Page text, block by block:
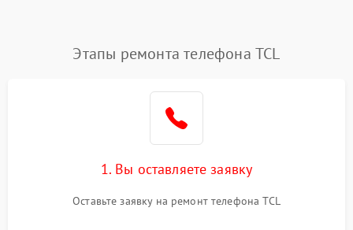
Этапы ремонта телефона TCL
1. Вы оставляете заявку
Оставьте заявку на ремонт телефона TCL